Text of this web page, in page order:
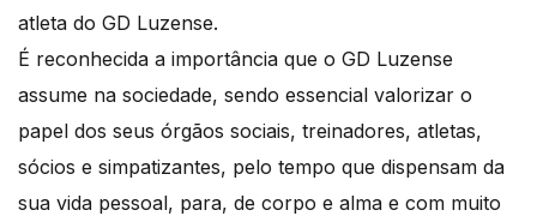
atleta do GD Luzense.
É reconhecida a importância que o GD Luzense
assume na sociedade, sendo essencial valorizar o
papel dos seus órgãos sociais, treinadores, atletas,
sócios e simpatizantes, pelo tempo que dispensam da
sua vida pessoal, para, de corpo e alma e com muito